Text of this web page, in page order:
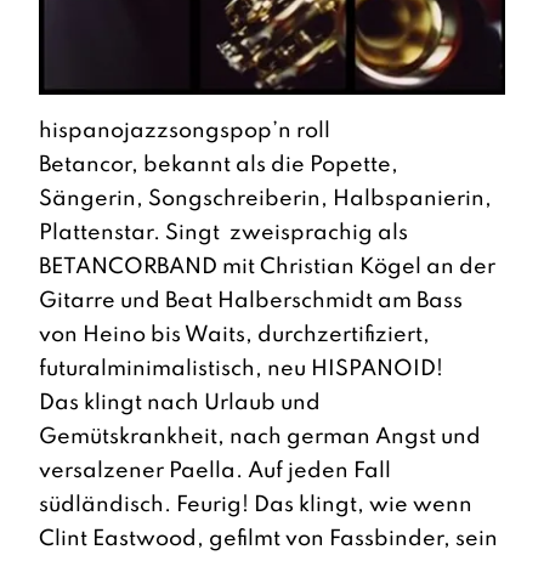
hispanojazzsongspop’n roll
Betancor, bekannt als die Popette,
Sängerin, Songschreiberin, Halbspanierin,
Plattenstar. Singt zweisprachig als
BETANCORBAND mit Christian Kögel an der
Gitarre und Beat Halberschmidt am Bass
von Heino bis Waits, durchzertifiziert,
futuralminimalistisch, neu HISPANOID!
Das klingt nach Urlaub und
Gemütskrankheit, nach german Angst und
versalzener Paella. Auf jeden Fall
südländisch. Feurig! Das klingt, wie wenn
Clint Eastwood, gefilmt von Fassbinder, sein